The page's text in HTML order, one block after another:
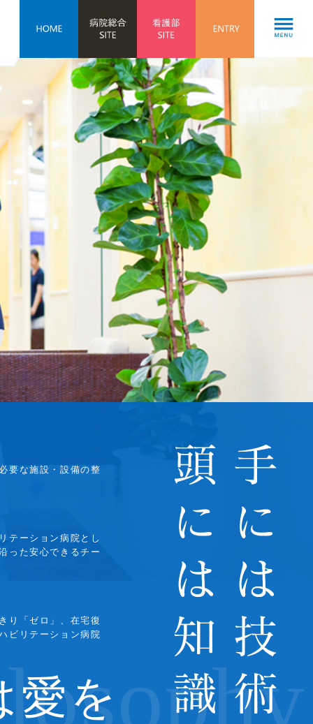
要な施設・設備の整
テーション病院とし
った安心できるチー
り「ゼロ」、在宅復
ビリテーション病院
愛を